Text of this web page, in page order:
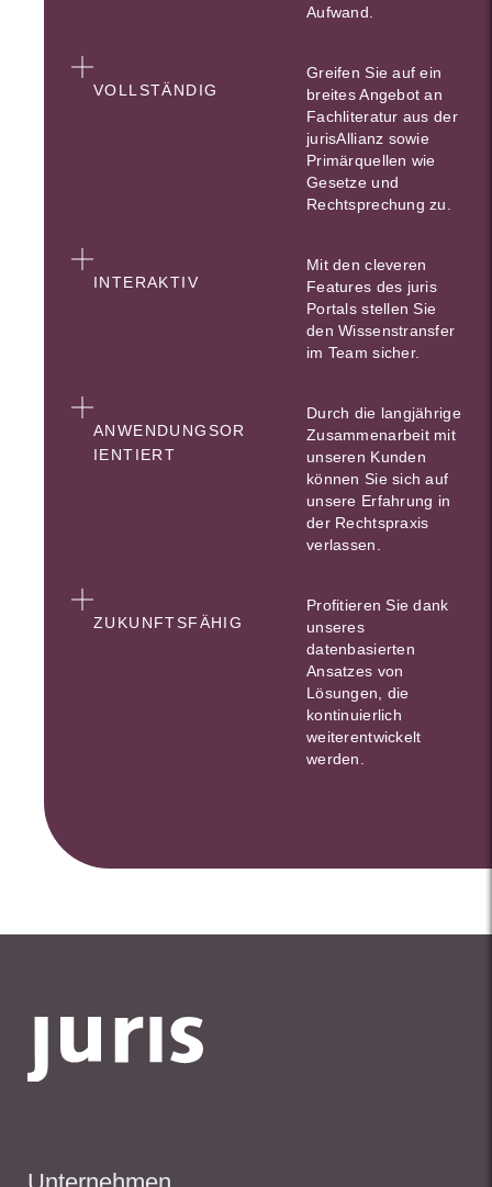
Aufwand.
VOLLSTÄNDIG
Greifen Sie auf ein
breites Angebot an
Fachliteratur aus der
jurisAllianz sowie
Primärquellen wie
Gesetze und
Rechtsprechung zu.
INTERAKTIV
Mit den cleveren
Features des juris
Portals stellen Sie
den Wissenstransfer
im Team sicher.
ANWENDUNGSOR
IENTIERT
Durch die langjährige
Zusammenarbeit mit
unseren Kunden
können Sie sich auf
unsere Erfahrung in
der Rechtspraxis
verlassen.
ZUKUNFTSFÄHIG
Profitieren Sie dank
unseres
datenbasierten
Ansatzes von
Lösungen, die
kontinuierlich
weiterentwickelt
werden.